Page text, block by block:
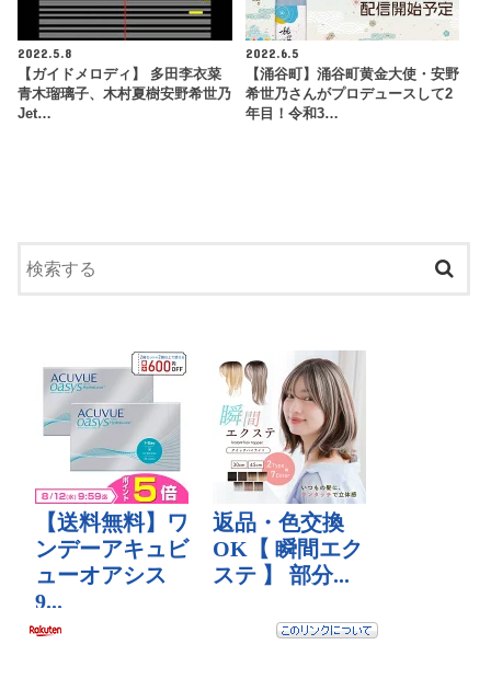
2022.5.8
【ガイドメロディ】 多田李衣菜
青木瑠璃子、木村夏樹安野希世乃
Jet…
2022.6.5
【涌谷町】涌谷町黄金大使・安野
希世乃さんがプロデュースして2
年目！令和3…